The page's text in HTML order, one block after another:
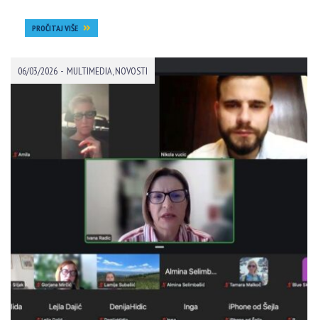
PROČITAJ VIŠE
06/03/2026 - MULTIMEDIA,NOVOSTI